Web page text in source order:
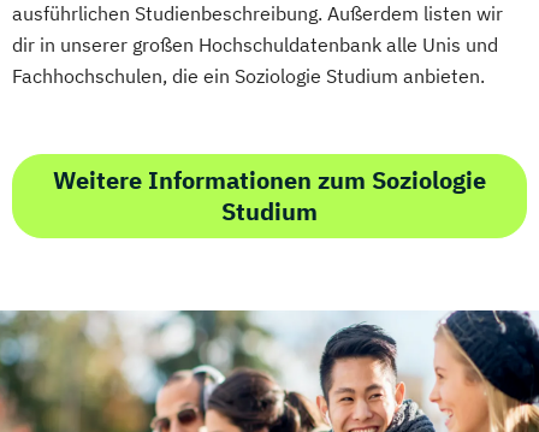
Gesundheits- und Pflegepädagogik
Gesundheitsmanagement
Gesundheitspsychologie
Gesundheitsökonomie Growth Hacking
Growth Hacking (DE/EN)
Growth Hacking for Entrepreneurs (DE/EN)
Heilpädagogik/Inklusionspädagogik
Hotelmanagement (DE/EN)
IT-Betriebswirt/in IT-Management
Immobilienmanagement
ausführlichen Studienbeschreibung. Außerdem listen wir
dir in unserer großen Hochschuldatenbank alle Unis und
Fachhochschulen, die ein Soziologie Studium anbieten.
Weitere Informationen zum Soziologie
Studium